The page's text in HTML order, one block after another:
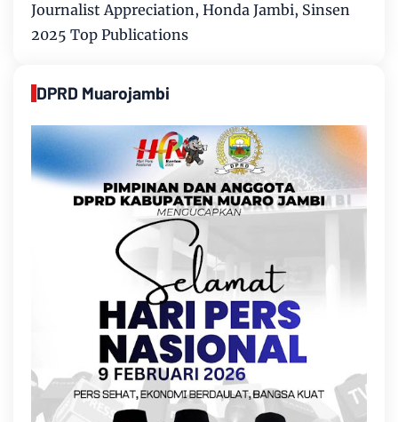
Journalist Appreciation, Honda Jambi, Sinsen
2025 Top Publications
DPRD Muarojambi